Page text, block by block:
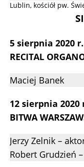
Lublin, kościół pw.
5 sierpnia 2020 r.
RECITAL
Maciej Banek
12 sierpnia 2020
BITWA
Jerzy Zelnik –
Robert Grudzień